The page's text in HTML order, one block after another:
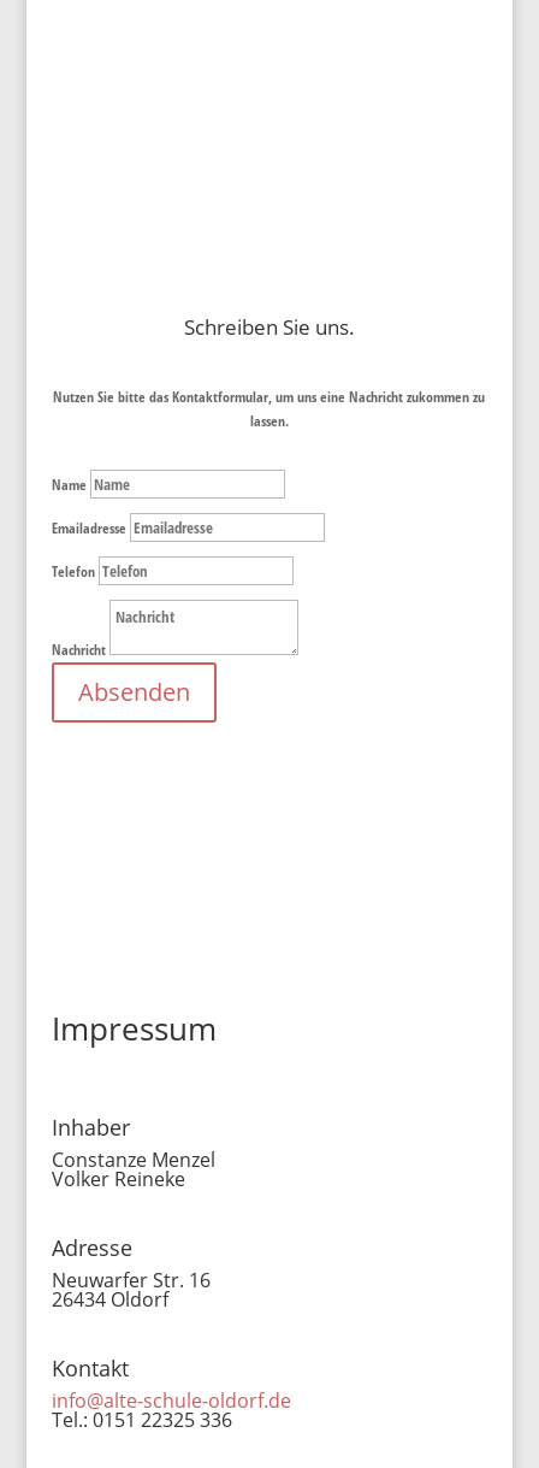
Schreiben Sie uns.
Nutzen Sie bitte das Kontaktformular, um uns eine Nachricht zukommen zu
lassen.
Name
Emailadresse
Telefon
Nachricht
Absenden
Impressum
Inhaber
Constanze Menzel
Volker Reineke
Adresse
Neuwarfer Str. 16
26434 Oldorf
Kontakt
info@alte-schule-oldorf.de
Tel.: 0151 22325 336